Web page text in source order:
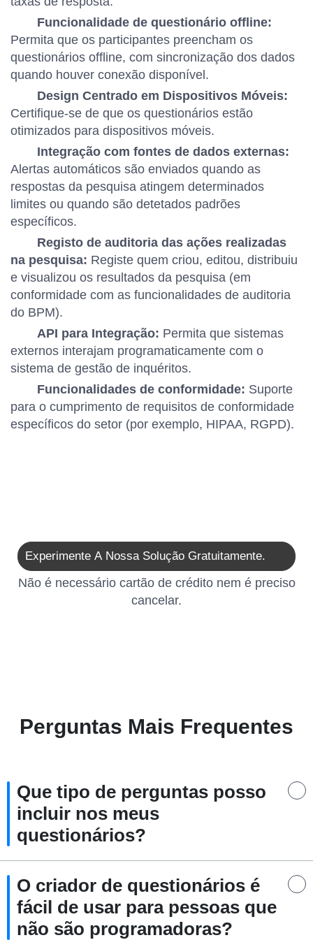
Funcionalidade de questionário offline:
Permita que os participantes preencham os
questionários offline, com sincronização dos dados
quando houver conexão disponível.
Design Centrado em Dispositivos Móveis:
Certifique-se de que os questionários estão
otimizados para dispositivos móveis.
Integração com fontes de dados externas:
Alertas automáticos são enviados quando as
respostas da pesquisa atingem determinados
limites ou quando são detetados padrões
específicos.
Registo de auditoria das ações realizadas
na pesquisa: Registe quem criou, editou, distribuiu
e visualizou os resultados da pesquisa (em
conformidade com as funcionalidades de auditoria
do BPM).
API para Integração: Permita que sistemas
externos interajam programaticamente com o
sistema de gestão de inquéritos.
Funcionalidades de conformidade: Suporte
para o cumprimento de requisitos de conformidade
específicos do setor (por exemplo, HIPAA, RGPD).
Experimente A Nossa Solução Gratuitamente.
Não é necessário cartão de crédito nem é preciso
cancelar.
Perguntas Mais Frequentes
Que tipo de perguntas posso
incluir nos meus
questionários?
O criador de questionários é
fácil de usar para pessoas que
não são programadoras?